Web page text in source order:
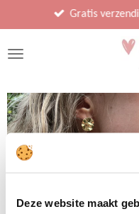
Deze website maakt
direct
naar
Gratis